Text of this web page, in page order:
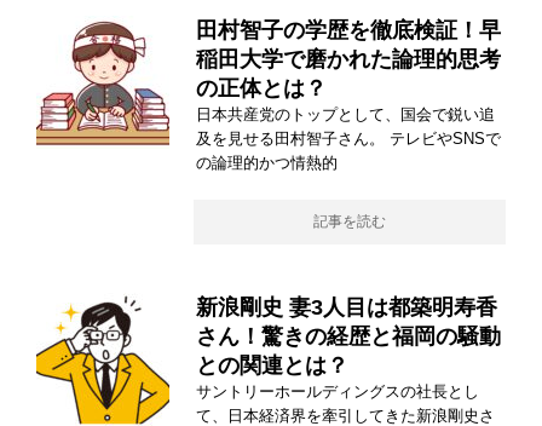
田村智子の学歴を徹底検証！早
稲田大学で磨かれた論理的思考
の正体とは？
日本共産党のトップとして、国会で鋭い追
及を見せる田村智子さん。 テレビやSNSで
の論理的かつ情熱的
記事を読む
新浪剛史 妻3人目は都築明寿香
さん！驚きの経歴と福岡の騒動
との関連とは？
サントリーホールディングスの社長とし
て、日本経済界を牽引してきた新浪剛史さ